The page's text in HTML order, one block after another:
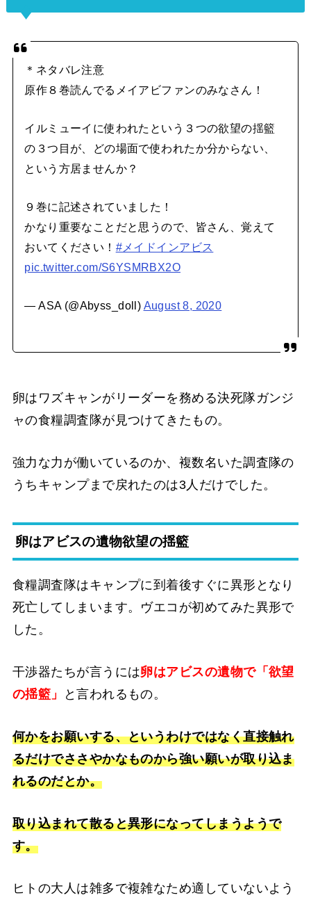
＊ネタバレ注意
原作８巻読んでるメイアビファンのみなさん！
イルミューイに使われたという３つの欲望の揺籃
の３つ目が、どの場面で使われたか分からない、
という方居ませんか？
９巻に記述されていました！
かなり重要なことだと思うので、皆さん、覚えて
おいてください！ #メイドインアビス
pic.twitter.com/S6YSMRBX2O
— ASA (@Abyss_doll) August 8, 2020
卵はワズキャンがリーダーを務める決死隊ガンジ
ャの食糧調査隊が見つけてきたもの。
強力な力が働いているのか、複数名いた調査隊の
うちキャンプまで戻れたのは3人だけでした。
卵はアビスの遺物欲望の揺籃
食糧調査隊はキャンプに到着後すぐに異形となり
死亡してしまいます。ヴエコが初めてみた異形で
した。
干渉器たちが言うには卵はアビスの遺物で「欲望
の揺籃」
と言われるもの。
何かをお願いする、というわけではなく直接触れ
るだけでささやかなものから強い願いが取り込ま
れるのだとか。
取り込まれて散ると異形になってしまうようで
す。
ヒトの大人は雑多で複雑なため適していないよう